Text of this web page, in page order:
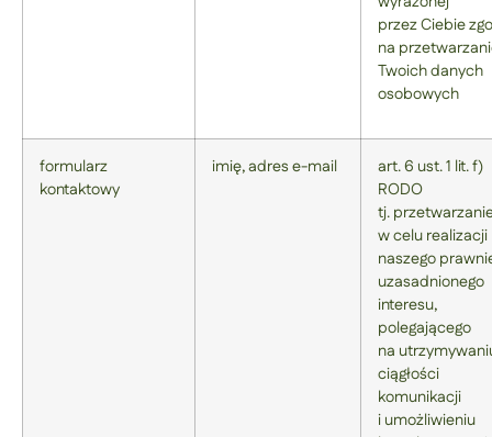
przez Ciebie
na
Twoich danych
osobowych
formularz
kontaktowy
imię, adres e-mail
art. 6 ust. 1 lit. f)
RODO
tj.
w celu realizacji
naszego
uzasadnionego
interesu,
polegającego
na
ciągłości
komunikacji
i umożliwieniu